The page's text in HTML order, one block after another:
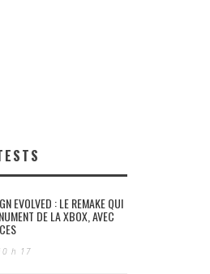
EVOLVED : LE REMAKE QUI
DE LA XBOX, AVEC
h 17